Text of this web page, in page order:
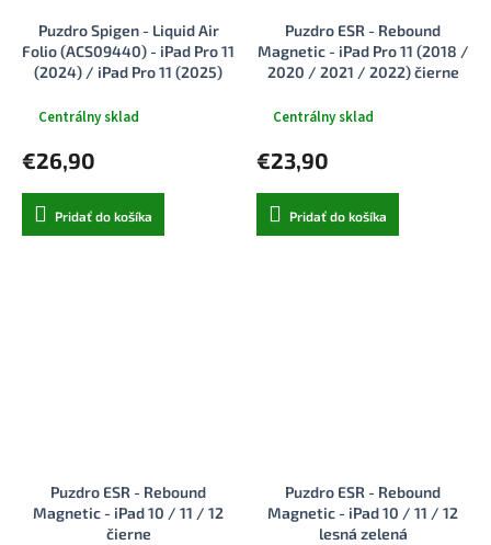
Puzdro Spigen - Liquid Air
Folio (ACS09440) - iPad Pro 11
(2024) / iPad Pro 11 (2025)
Centrálny sklad
€26,90
Pridať do košíka
Puzdro ESR - Rebound
Magnetic - iPad Pro 11 (2018 /
2020 / 2021 / 2022) čierne
Centrálny sklad
€23,90
Pridať do košíka
Puzdro ESR - Rebound
Magnetic - iPad 10 / 11 / 12
čierne
Puzdro ESR - Rebound
Magnetic - iPad 10 / 11 / 12
lesná zelená